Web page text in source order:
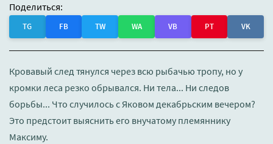
Поделиться:
TG FB TW WA VB PT VK
Кровавый след тянулся через всю рыбачью тропу, но у
кромки леса резко обрывался. Ни тела... Ни следов
борьбы... Что случилось с Яковом декабрьским вечером?
Это предстоит выяснить его внучатому племяннику
Максиму.